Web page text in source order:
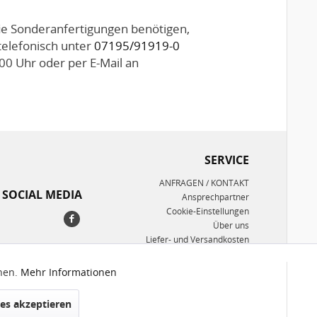
Sonderanfertigungen benötigen,
unter07195/91919-0
Uhr oder per E-Mail an
SOCIAL MEDIA
SERVICE
ANFRAGEN / KONTAKT
Ansprechpartner
Cookie-Einstellungen
Über uns
Liefer- und Versandkosten
Mehr Informationen
akzeptieren